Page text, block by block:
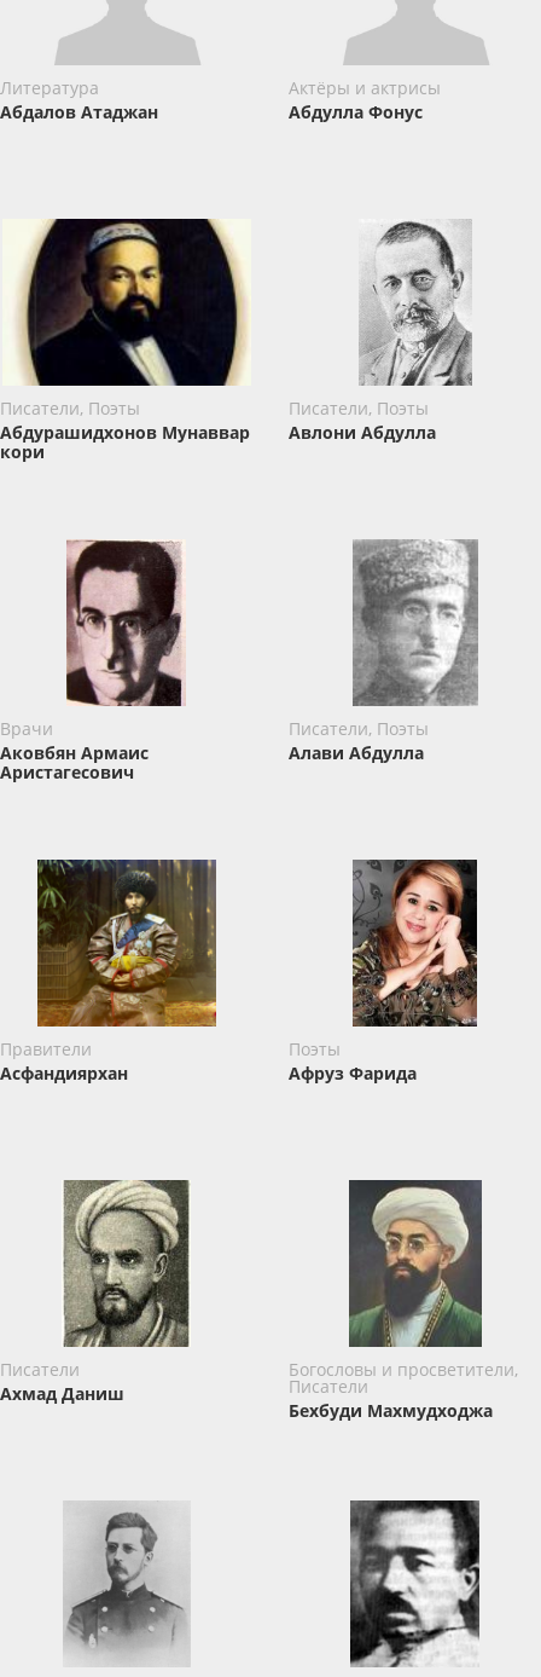
Литература
Абдалов Атаджан
Актёры и актрисы
Абдулла Фонус
Писатели, Поэты
Абдурашидхонов Мунаввар
кори
Писатели, Поэты
Авлони Абдулла
Врачи
Аковбян Армаис
Аристагесович
Писатели, Поэты
Алави Абдулла
Правители
Асфандиярхан
Поэты
Афруз Фарида
Писатели
Ахмад Даниш
Богословы и просветители,
Писатели
Бехбуди Махмудходжа